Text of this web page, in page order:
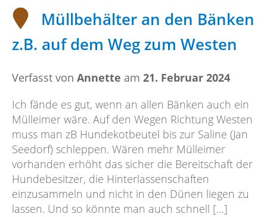
Müllbehälter an den Bänken
z.B. auf dem Weg zum Westen
Verfasst von Annette am 21. Februar 2024
Ich fände es gut, wenn an allen Bänken auch ein
Mülleimer wäre. Auf den Wegen Richtung Westen
muss man zB Hundekotbeutel bis zur Saline (Jan
Seedorf) schleppen. Wären mehr Mülleimer
vorhanden erhöht das sicher die Bereitschaft der
Hundebesitzer, die Hinterlassenschaften
einzusammeln und nicht in den Dünen liegen zu
lassen. Und so könnte man auch schnell […]